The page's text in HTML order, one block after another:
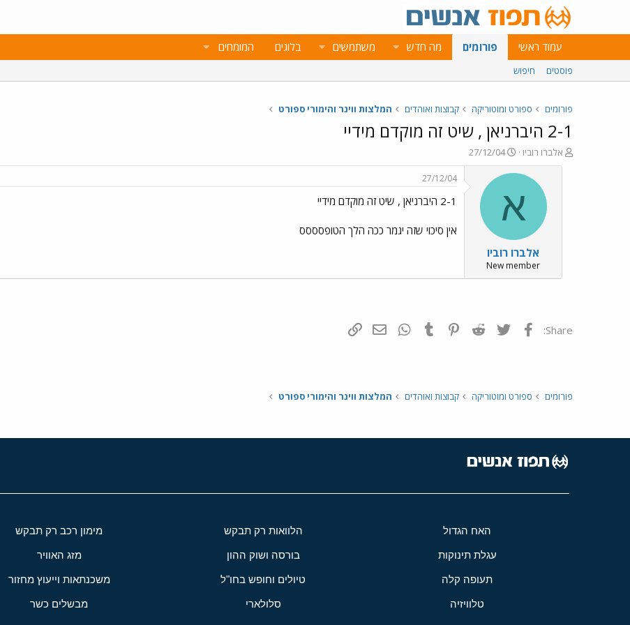
עמוד ראשי פורומים מה חדש משתמשים בלוגים המומחים
פוסטים חיפוש
פורומים ספורט ומוטוריקה קבוצות ואוהדים המלצות ווינר והימורי ספורט
2-1 היברניאן , שיט זה מוקדם מידיי
פ
ו
אלברו רוביו
פ
ו
ר
ם
ב
א
ר
ך
27/12/04
א
אלברו רוביו
New member
27/12/04
2-1 היברניאן , שיט זה מוקדם מידיי
אין סיכוי שזה יגמר ככה הלך הטופסססס
Share: פייסבוק Twitter
Reddit
Pinterest
Tumblr
WhatsAppדואר אלקטרוני
פורומים ספורט ומוטוריקה קבוצות ואוהדים המלצות ווינר והימורי ספורט
האח הגדול הלוואות רק תבקש מימון רכב רק תבקש
עגלת תינוקות בורסה ושוק ההון מזג האוויר
תעופה קלה טיולים וחופש בחו"ל משכנתאות וייעוץ מחזור
טלוויזיה סלולארי מבשלים כשר